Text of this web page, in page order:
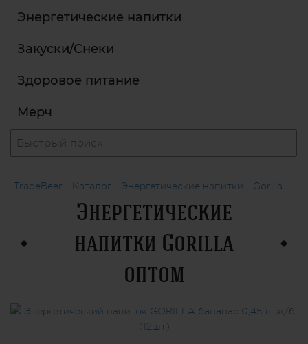
Энергетические напитки
Закуски/Снеки
Здоровое питание
Мерч
TradeBeer - Каталог - Энергетические напитки - Gorilla
Энергетические
напитки Gorilla
оптом